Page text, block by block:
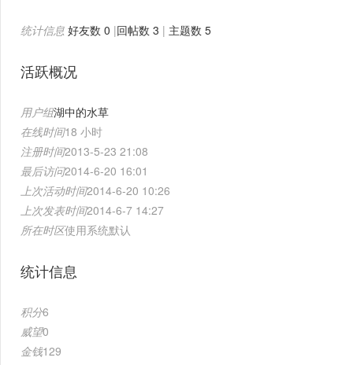
络
统计信息 好友数 0 |回帖数 3 | 主题数 5
活跃概况
用户组湖中的水草
在线时间18 小时
注册时间2013-5-23 21:08
最后访问2014-6-20 16:01
上次活动时间2014-6-20 10:26
上次发表时间2014-6-7 14:27
所在时区使用系统默认
统计信息
积分6
威望0
金钱129